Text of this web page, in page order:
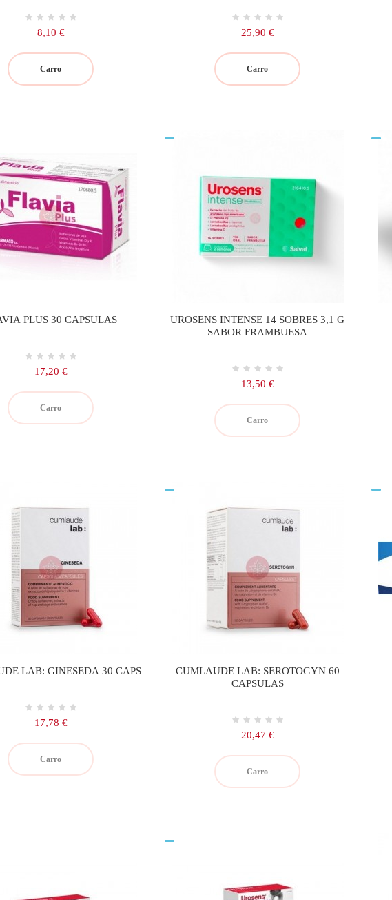
Precio
8,10 €
Carro
Precio
25,90 €
Carro
PLUS 30 CAPSULAS
Precio
17,20 €
Carro
UROSENS INTENSE 14 SOBRES 3,1 G
SABOR FRAMBUESA
Precio
13,50 €
Carro
LAB: GINESEDA 30 CAPS
Precio
17,78 €
Carro
CUMLAUDE LAB: SEROTOGYN 60
CAPSULAS
Precio
20,47 €
Carro